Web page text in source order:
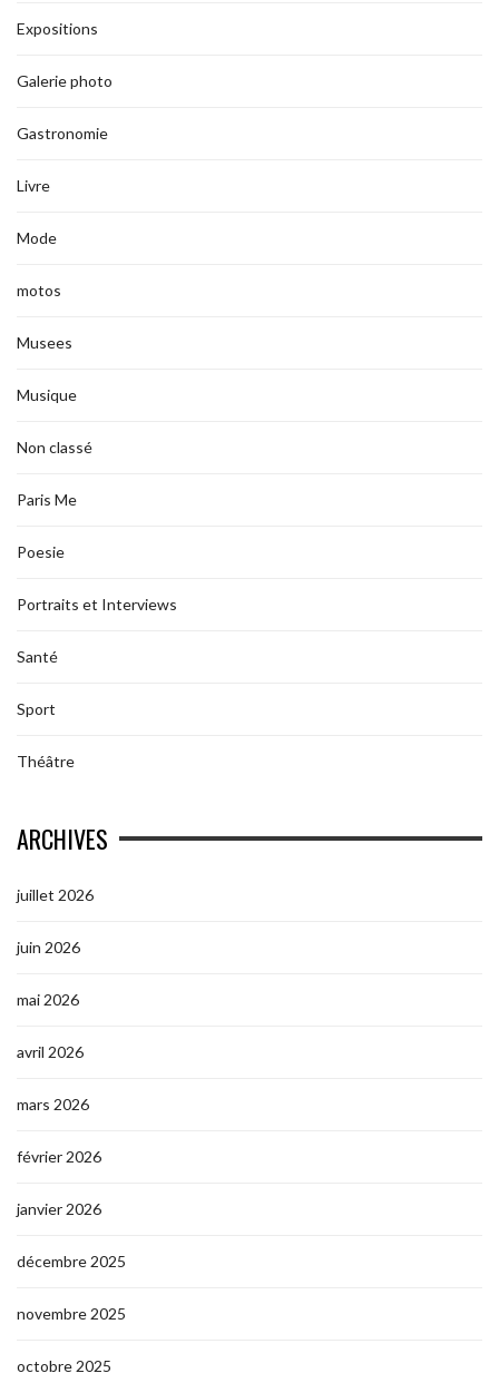
Expositions
Galerie photo
Gastronomie
Livre
Mode
motos
Musees
Musique
Non classé
Paris Me
Poesie
Portraits et Interviews
Santé
Sport
Théâtre
ARCHIVES
juillet 2026
juin 2026
mai 2026
avril 2026
mars 2026
février 2026
janvier 2026
décembre 2025
novembre 2025
octobre 2025